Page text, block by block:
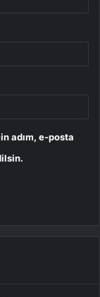
adım, e-posta